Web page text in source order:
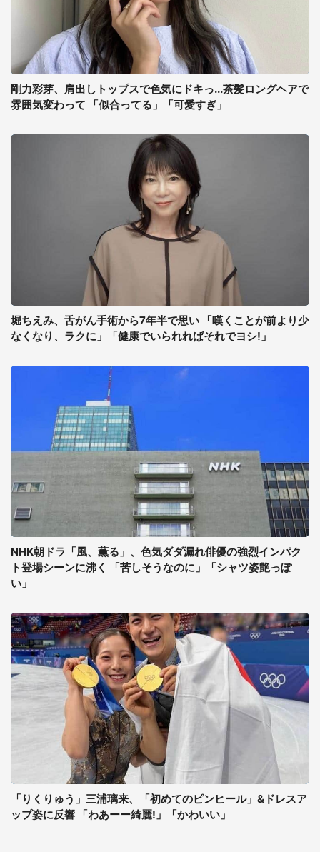
剛力彩芽、肩出しトップスで色気にドキっ...茶髪ロングヘアで
雰囲気変わって 「似合ってる」「可愛すぎ」
堀ちえみ、舌がん手術から7年半で思い 「嘆くことが前より少
なくなり、ラクに」「健康でいられればそれでヨシ!」
NHK朝ドラ「風、薫る」、色気ダダ漏れ俳優の強烈インパク
ト登場シーンに沸く 「苦しそうなのに」「シャツ姿艶っぽ
い」
「りくりゅう」三浦璃来、「初めてのピンヒール」&ドレスア
ップ姿に反響 「わあーー綺麗!」「かわいい」